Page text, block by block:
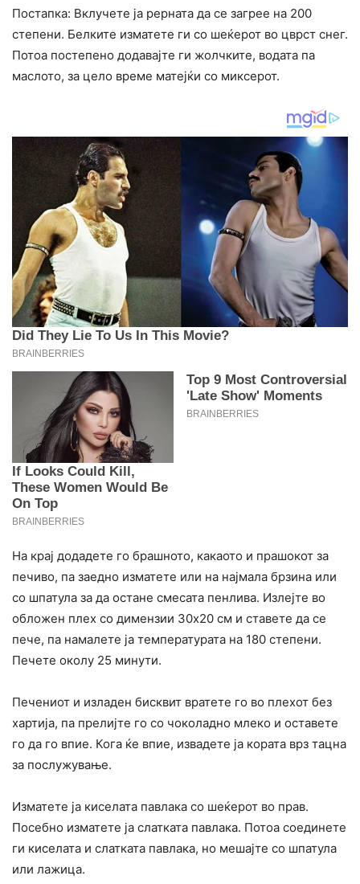
Постапка: Вклучете ја рерната да се загрее на 200
степени. Белките изматете ги со шеќерот во цврст снег.
Потоа постепено додавајте ги жолчките, водата па
маслото, за цело време матејќи со миксерот.
На крај додадете го брашното, какаото и прашокот за
печиво, па заедно изматете или на најмала брзина или
со шпатула за да остане смесата пенлива. Излејте во
обложен плех со димензии 30х20 см и ставете да се
пече, па намалете ја температурата на 180 степени.
Печете околу 25 минути.
Печениот и изладен бисквит вратете го во плехот без
хартија, па прелијте го со чоколадно млеко и оставете
го да го впие. Кога ќе впие, извадете ја кората врз тацна
за послужување.
Изматете ја киселата павлака со шеќерот во прав.
Посебно изматете ја слатката павлака. Потоа соединете
ги киселата и слатката павлака, но мешајте со шпатула
или лажица.